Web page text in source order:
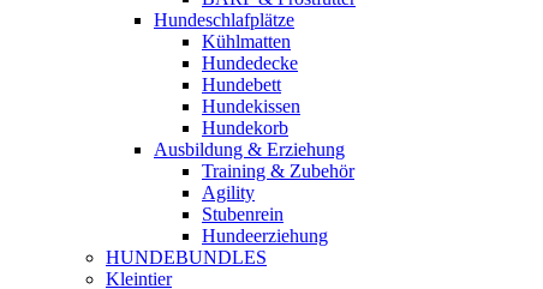
Hundeschlafplätze
Kühlmatten
Hundedecke
Hundebett
Hundekissen
Hundekorb
Ausbildung & Erziehung
Training & Zubehör
Agility
Stubenrein
Hundeerziehung
HUNDEBUNDLES
Kleintier